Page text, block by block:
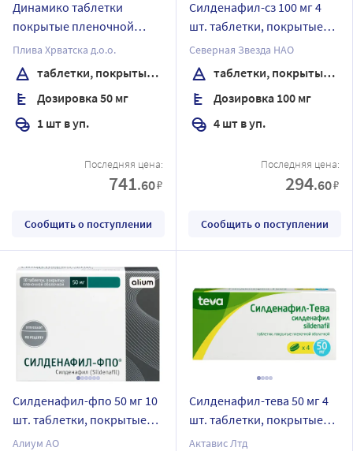
Динамико таблетки
покрытые пленочной
оболочкой 50 мг 1 шт
Плива Хрватска д.о.о.
таблетки, покрытые пленочной оболочкой
Дозировка 50 мг
1 шт в уп.
Последняя цена:
741.60₽
Сообщить о поступлении
Силденафил-сз 100 мг 4
шт. таблетки, покрытые
пленочной оболочкой
Северная Звезда НАО
таблетки, покрытые пленочной оболочкой
Дозировка 100 мг
4 шт в уп.
Последняя цена:
294.60₽
Сообщить о поступлении
Силденафил-фпо 50 мг 10
шт. таблетки, покрытые
пленочной оболочкой
Алиум АО
Силденафил-тева 50 мг 4
шт. таблетки, покрытые
пленочной оболочкой
Актавис Лтд